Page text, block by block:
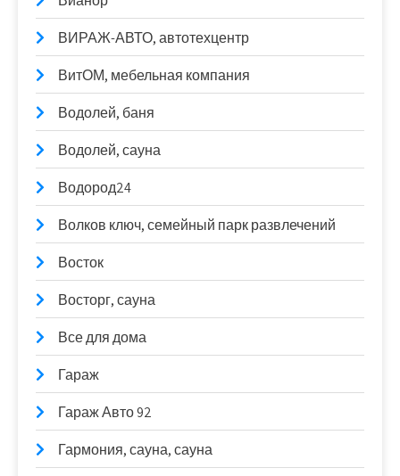
ВИРАЖ-АВТО, автотехцентр
ВитОМ, мебельная компания
Водолей, баня
Водолей, сауна
Водород24
Волков ключ, семейный парк развлечений
Восток
Восторг, сауна
Все для дома
Гараж
Гараж Авто 92
Гармония, сауна, сауна